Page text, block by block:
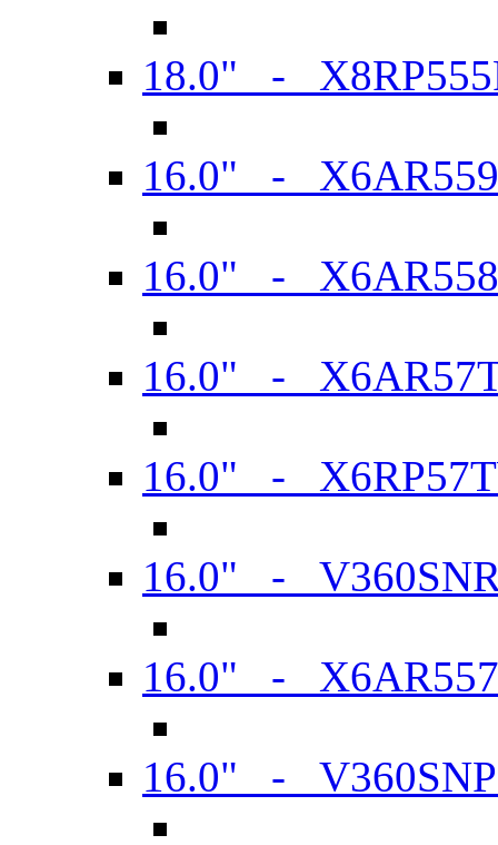
18.0" -
16.0" -
16.0" -
16.0" -
16.0" -
16.0" -
16.0" -
16.0" -